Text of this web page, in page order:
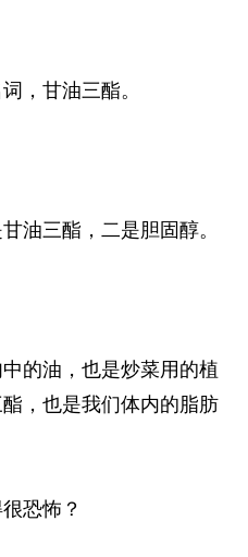
，甘油三酯。
油三酯，二是胆固醇。
的油，也是炒菜用的植
，也是我们体内的脂肪
恐怖？